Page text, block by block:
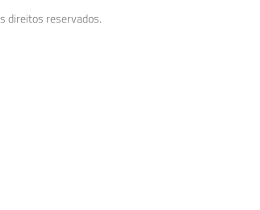
direitos reservados.